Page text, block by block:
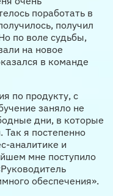
поработать в
получил
по воле судьбы,
на новое
в команде
по продукту, с
заняло не
дни, в которые
Так я постепенно
аналитике и
мне поступило
обеспечения».